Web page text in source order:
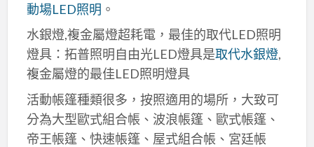
動場LED照明 。
水銀燈,複金屬燈超耗電，最佳的取代LED照明
燈具：拓普照明自由光LED燈具是取代水銀燈,
複金屬燈的最佳LED照明燈具
活動帳篷種類很多，按照適用的場所，大致可
分為大型歐式組合帳、波浪帳篷、歐式帳篷、
帝王帳篷、快速帳篷、屋式組合帳、宮廷帳